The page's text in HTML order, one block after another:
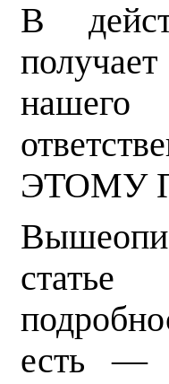
В
ЭТОМУ
есть